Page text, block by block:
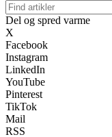
Del og spred varme
X
Facebook
Instagram
LinkedIn
YouTube
Pinterest
TikTok
Mail
RSS